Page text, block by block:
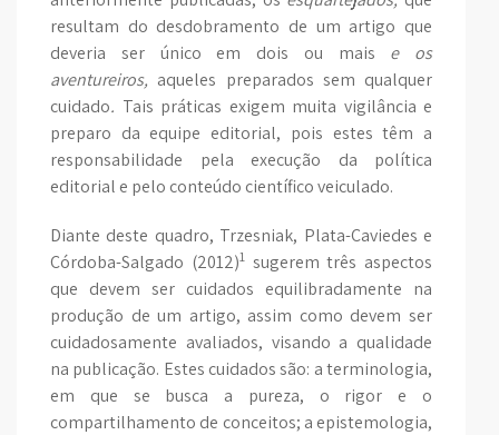
resultam do desdobramento de um artigo que
deveria ser único em dois ou mais e os
aventureiros, aqueles preparados sem qualquer
cuidado. Tais práticas exigem muita vigilância e
preparo da equipe editorial, pois estes têm a
responsabilidade pela execução da política
editorial e pelo conteúdo científico veiculado.
Diante deste quadro, Trzesniak, Plata-Caviedes e
Córdoba-Salgado (2012)1sugerem três aspectos
que devem ser cuidados equilibradamente na
produção de um artigo, assim como devem ser
cuidadosamente avaliados, visando a qualidade
na publicação. Estes cuidados são: a terminologia,
em que se busca a pureza, o rigor e o
compartilhamento de conceitos; a epistemologia,